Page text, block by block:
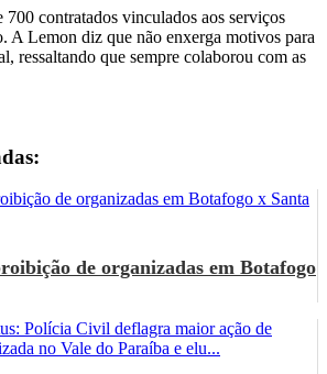
700 contratados vinculados aos serviços
A Lemon diz que não enxerga motivos para
ressaltando que sempre colaborou com as
de organizadas em Botafogo